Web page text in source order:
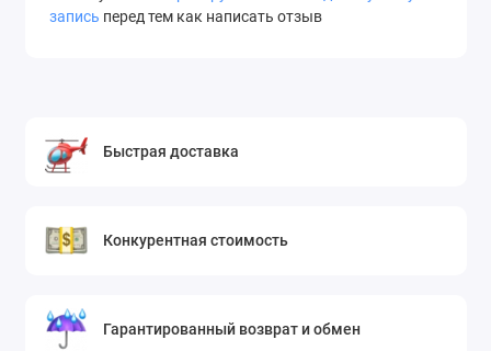
запись перед тем как написать отзыв
Быстрая доставка
Конкурентная стоимость
Гарантированный возврат и обмен